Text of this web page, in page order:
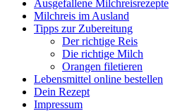
Ausgefallene Milchreisrezepte
Milchreis im Ausland
Tipps zur Zubereitung
Der richtige Reis
Die richtige Milch
Orangen filetieren
Lebensmittel online bestellen
Dein Rezept
Impressum